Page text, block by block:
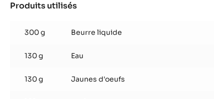
Produits utilisés
citron
300 g Beurre liquide
130 g Eau
130 g Jaunes d'oeufs